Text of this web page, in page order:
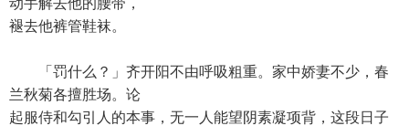
动手解去他的腰带，
褪去他裤管鞋袜。
「罚什么？」齐开阳不由呼吸粗重。家中娇妻不少，春
兰秋菊各擅胜场。论
起服侍和勾引人的本事，无一人能望阴素凝项背，这段日子